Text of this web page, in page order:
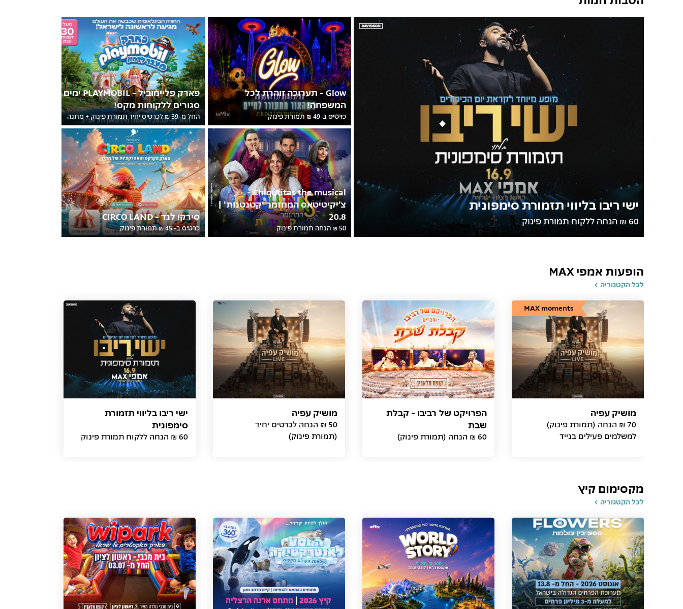
ישי ריבו בליווי תזמורת סימפונית
60 ₪ הנחה ללקוח תמורת פינוק
Glow - תערוכה זוהרת לכל
המשפחה!
כרטיס ב-49 ₪ תמורת פינוק
פארק פליימוביל - PLAYMOBIL ימים
סגורים ללקוחות מקס!
החל מ-39 ₪ לכרטיס יחיד תמורת פינוק + מתנה
Chiqutitas the musical -
צ’יקיטיטאס המחזמר 'קטנטנות' |
20.8
50 ₪ הנחה תמורת פינוק
סירקו לנד - CIRCO LAND
כרטיס ב- 45 ₪ תמורת פינוק
הופעות אמפי MAX
לכל הקטגוריה
מושיק עפיה
70 ₪ הנחה (תמורת פינוק)
למשלמים פעילים בנייד
MAX moments
הפרויקט של רביבו - קבלת
שבת
60 ₪ הנחה (תמורת פינוק)
מושיק עפיה
(תמורת פינוק)
ישי ריבו בליווי תזמורת
סימפונית
60 ₪ הנחה ללקוח תמורת פינוק
מקסימום קיץ
לכל הקטגוריה